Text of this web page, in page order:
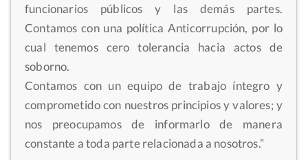
funcionarios públicos y las demás partes.
Contamos con una política Anticorrupción, por lo
cual tenemos cero tolerancia hacia actos de
soborno.
Contamos con un equipo de trabajo íntegro y
comprometido con nuestros principios y valores; y
nos preocupamos de informarlo de manera
constante a toda parte relacionada a nosotros.”